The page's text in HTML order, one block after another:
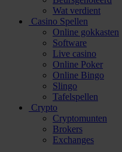
Wat verdient
Casino Spellen
Online gokkasten
Software
Live casino
Online Poker
Online Bingo
Slingo
Tafelspellen
Crypto
Cryptomunten
Brokers
Exchanges